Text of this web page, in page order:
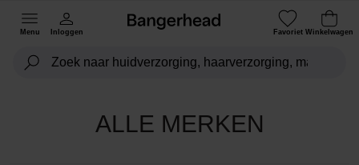
Menu Inloggen Favoriet Winkelwagen
ALLE MERKEN